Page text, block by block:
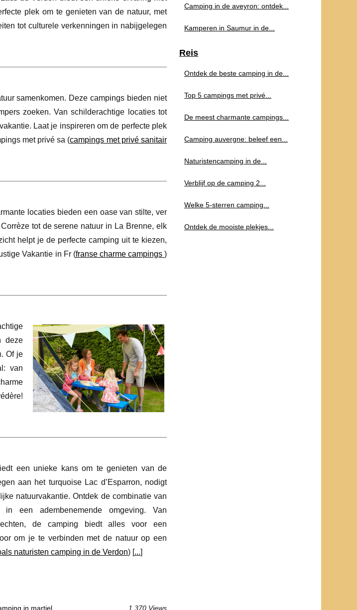
plek om te genieten van de natuur, met
tot culturele verkenningen in nabijgelegen
samenkomen. Deze campings bieden niet
zoeken. Van schilderachtige locaties tot
Laat je inspireren om de perfecte plek
met privé sa (campings met privé sanitair
locaties bieden een oase van stilte, ver
tot de serene natuur in La Brenne, elk
helpt je de perfecte camping uit te kiezen,
Vakantie in Fr (franse charme campings)
deze
Of je
van
een unieke kans om te genieten van de
aan het turquoise Lac d’Esparron, nodigt
natuurvakantie. Ontdek de combinatie van
een adembenemende omgeving. Van
de camping biedt alles voor een
om je te verbinden met de natuur op een
naturisten camping in de Verdon) [...]
in martiel 1 370 Views
Camping in de aveyron: ontdek...
Kamperen in Saumur in de...
Reis
Ontdek de beste camping in de...
Top 5 campings met privé...
De meest charmante campings...
Camping auvergne: beleef een...
Naturistencamping in de...
Verblijf op de camping 2...
Welke 5-sterren camping...
Ontdek de mooiste plekjes...